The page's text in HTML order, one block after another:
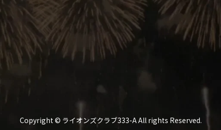
Copyright © ライオンズクラブ333-A All rights Reserved.